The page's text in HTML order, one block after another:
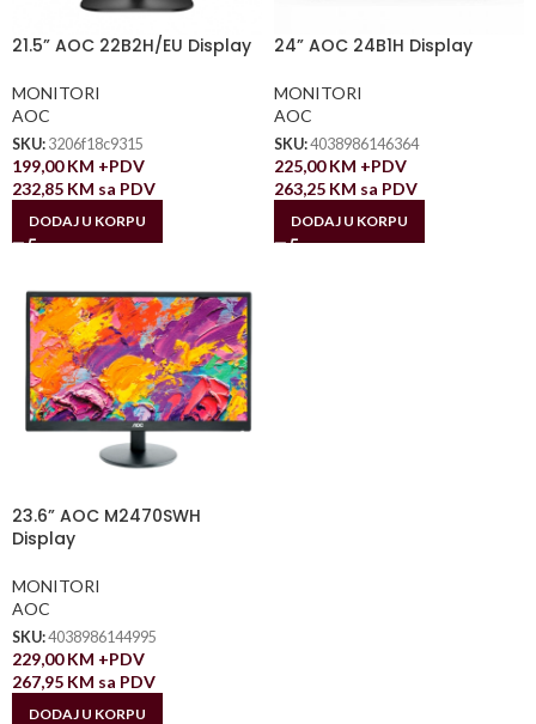
21.5” AOC 22B2H/EU Display
MONITORI
AOC
SKU: 3206f18c9315
199,00KM +PDV
232,85 KM sa PDV
DODAJ U KORPU
24” AOC 24B1H Display
MONITORI
AOC
SKU:4038986146364
225,00KM +PDV
263,25 KM sa PDV
DODAJ U KORPU
23.6” AOC M2470SWH
Display
MONITORI
AOC
SKU:4038986144995
229,00KM +PDV
267,95 KM sa PDV
DODAJ U KORPU